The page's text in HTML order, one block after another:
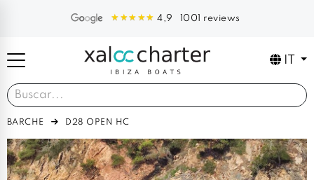
4,9 1001 reviews
IT
BARCHE D28 OPEN HC